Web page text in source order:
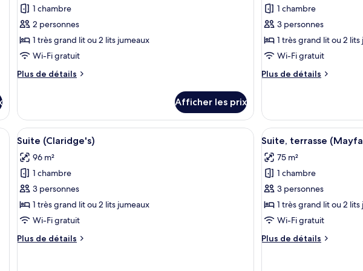
ce
type
de
chambre :
Chambre
1 chambre
2 personnes
1 très grand lit ou 2 lits jumeaux
Wi-Fi gratuit
Plus de détails
Plus
Chambre
(Claridge's)
Afficher les prix
ce
type
de
chambre :
Studio
1 chambre
3 personnes
1 très grand lit ou 2 lits
Wi-Fi gratuit
Plus de détails
Plus
Studio
(Claridge's)
cheminée en marbre, d’un fauteuil confortable et d’une bibliothèque remplie de livres et d’objets
Afficher
toutes
les
photos
pour
ce
type
chambre :
Suite (Claridge's) | Aire de séjour | Téléviseur à DEL, films payants
5
Suite (Claridge's)
96 m²
1 chambre
3 personnes
1 très grand lit ou 2 lits jumeaux
Wi-Fi gratuit
Plus de détails
Plus
Afficher
toutes
les
photos
pour
ce
type
chambre :
6
Suite, terrasse
75 m²
1 chambre
3 personnes
1 très grand lit ou 2 lits
Wi-Fi gratuit
Plus de détails
Plus